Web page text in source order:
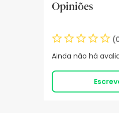
Opiniões
Ainda não há